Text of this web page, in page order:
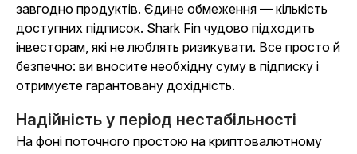
завгодно продуктів. Єдине обмеження — кількість
доступних підписок. Shark Fin чудово підходить
інвесторам, які не люблять ризикувати. Все просто й
безпечно: ви вносите необхідну суму в підписку і
отримуєте гарантовану дохідність.
Надійність у період нестабільності
На фоні поточного простою на криптовалютному